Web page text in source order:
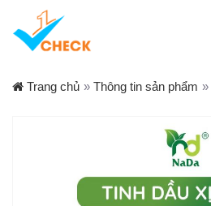
Trang chủ » Thông tin sản phẩm »